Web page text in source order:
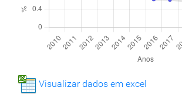
Visualizar dados em excel